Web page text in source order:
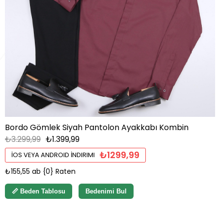
Bordo Gömlek Siyah Pantolon Ayakkabı Kombin
₺3.299,99 ₺1.399,99
İOS VEYA ANDROID İNDIRIMI ₺1299,99
₺155,55 ab {0} Raten
📏 Beden Tablosu Bedenimi Bul